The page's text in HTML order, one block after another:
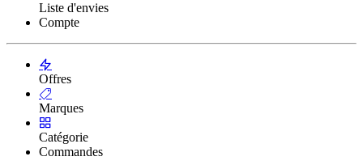
Liste d'envies
Compte
Offres
Marques
Catégorie
Commandes